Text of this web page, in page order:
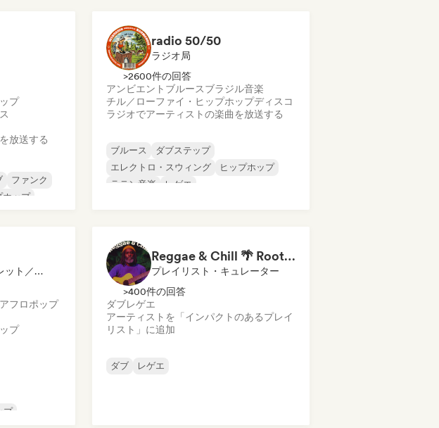
プ
放送する
ファンク
ホップ
radio 50/50
ラジオ局
>2600件の回答
アンビエント ブルースブラジル音楽
チル／ローファイ・ヒップホップディスコ
ラジオでアーティストの楽曲を放送する
ブルース
ダブステップ
エレクトロ・スウィング
ヒップホップ
ラテン音楽
レゲエ
メディア・アウトレット／ジャーナリスト
フロポップ
プ
プ
Reggae & Chill 🌴 Roots Reggae, Dancehall & Dub
プレイリスト・キュレーター
>400件の回答
ダブレゲエ
アーティストを「インパクトのあるプレイ
リスト」に追加
ダブ レゲエ